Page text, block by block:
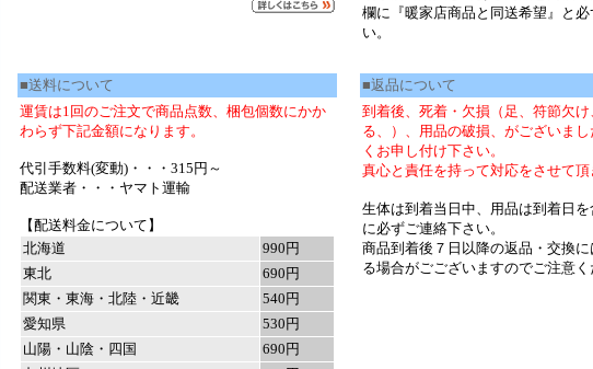
欄に『暖家店商品と同送希望』と
い。
■送料について
運賃は1回のご注文で商品点数、梱包個数にかか
わらず下記金額になります。
代引手数料(変動)・・・315円～
配送業者・・・ヤマト運輸
【配送料金について】
北海道
990円
東北
690円
関東・東海・北陸・近畿
540円
愛知県
530円
山陽・山陰・四国
690円
■返品について
到着後、死着・欠損（足、符節欠
る、）、用品の破損、がございま
くお申し付け下さい。
真心と責任を持って対応をさせて頂
生体は到着当日中、用品は到着日
に必ずご連絡下さい。
商品到着後７日以降の返品・交換
る場合がごございますのでご注意